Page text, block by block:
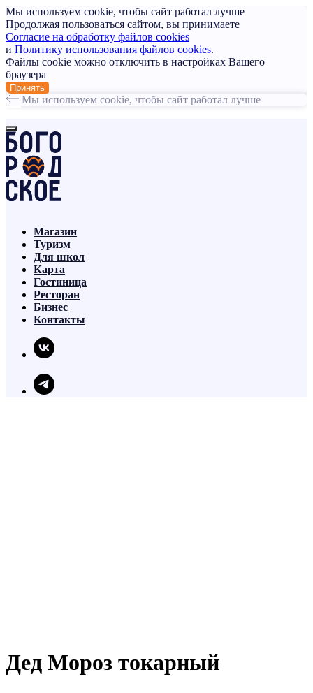
Мы используем cookie, чтобы сайт работал лучше
Продолжая пользоваться сайтом, вы принимаете
Согласие на обработку файлов cookies
и Политику использования файлов cookies.
Файлы cookie можно отключить в настройках Вашего
браузера
Принять
Мы используем cookie, чтобы сайт работал лучше
Магазин
Туризм
Для школ
Карта
Гостиница
Ресторан
Бизнес
Контакты
Дед Мороз токарный